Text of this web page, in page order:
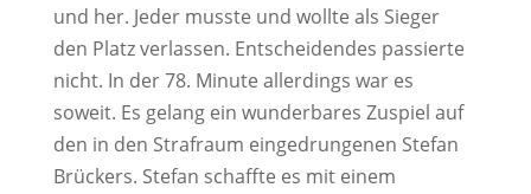
und her. Jeder musste und wollte als Sieger
den Platz verlassen. Entscheidendes passierte
nicht. In der 78. Minute allerdings war es
soweit. Es gelang ein wunderbares Zuspiel auf
den in den Strafraum eingedrungenen Stefan
Brückers. Stefan schaffte es mit einem